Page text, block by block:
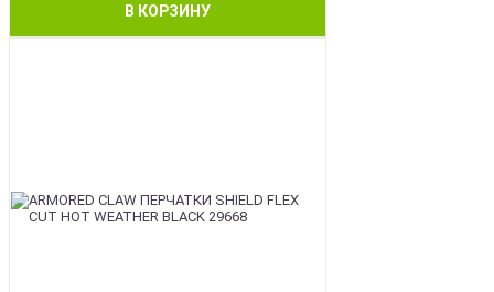
В КОРЗИНУ